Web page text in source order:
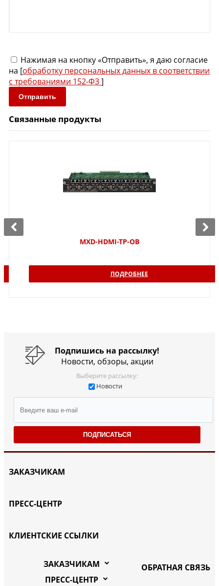
Нажимая на кнопку «Отправить», я даю согласие
на [обработку персональных данных в соответствии
с требованиями 152-ФЗ]
Отправить
Связанные продукты
MXD-HDMI-TP-OB
ПОДРОБНЕЕ
Подпишись на рассылку!
Новости, обзоры, акции
Выберите рассылку:
Новости
ПОДПИСАТЬСЯ
ЗАКАЗЧИКАМ
ПРЕСС-ЦЕНТР
КЛИЕНТСКИЕ ССЫЛКИ
ОБРАТНАЯ СВЯЗЬ
ЗАКАЗЧИКАМ
ПРЕСС-ЦЕНТР